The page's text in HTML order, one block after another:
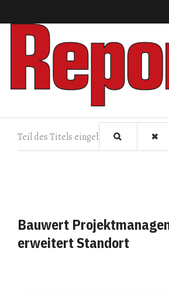
Teil des Titels eingeben
Bauwert
erweitert Standort